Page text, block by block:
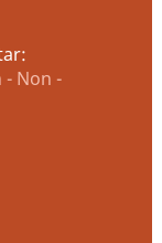
Non -